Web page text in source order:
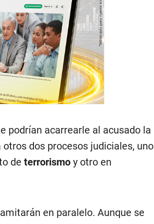
podrían acarrearle al acusado la
dos procesos judiciales, uno
de terrorismoy otro en
en paralelo. Aunque se